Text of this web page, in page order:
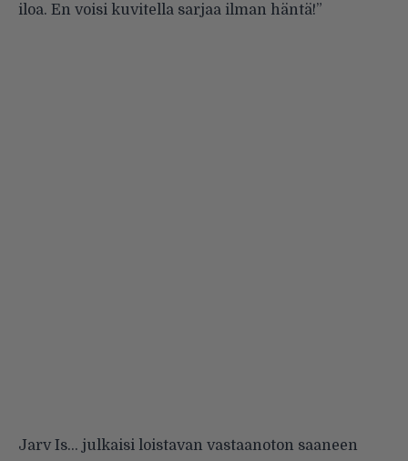
iloa. En voisi kuvitella sarjaa ilman häntä!”
Jarv Is… julkaisi loistavan vastaanoton saaneen